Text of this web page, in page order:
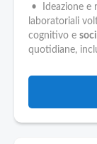
• Ideazione e
laboratoriali
cognitivo e
quotidiane,